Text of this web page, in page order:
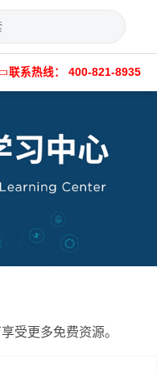
联系热线： 400-821-8935
受更多免费资源。